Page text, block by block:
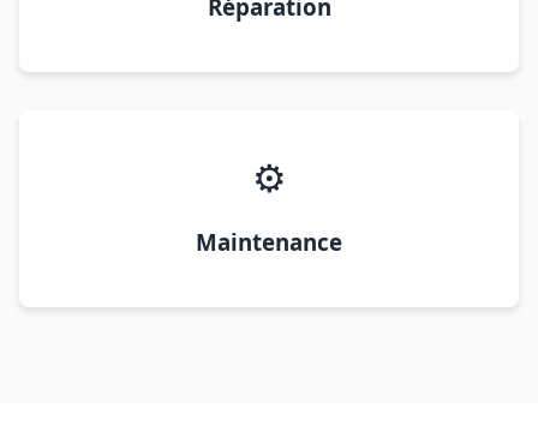
Réparation
⚙️
Maintenance